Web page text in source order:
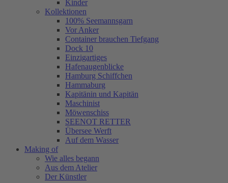
Kinder
Kollektionen
100% Seemannsgarn
Vor Anker
Container brauchen Tiefgang
Dock 10
Einzigartiges
Hafenaugen­blicke
Hamburg Schiffchen
Hammaburg
Kapitänin und Kapitän
Maschinist
Möwenschiss
SEENOT RETTER
Übersee Werft
Auf dem Wasser
Making of
Wie alles begann
Aus dem Atelier
Der Künstler